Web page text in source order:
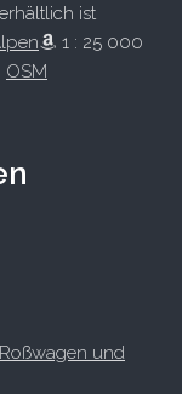
ist
1 : 25 000
OSM
und